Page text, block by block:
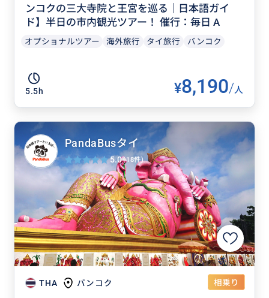
ンコクの三大寺院と王宮を巡る｜日本語ガイ
ド】半日の市内観光ツアー！ 催行：毎日 A
オプショナルツアー 海外旅行 タイ旅行 バンコク
5.5h ¥8,190/人
THA バンコク 相乗り
PandaBusタイ
5.0(18件)